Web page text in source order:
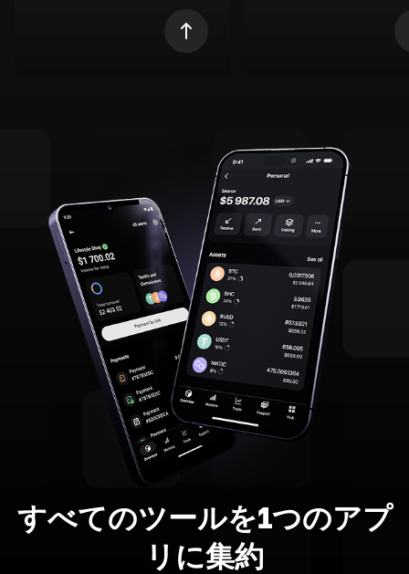
すべてのツールを1つのアプ
リに集約